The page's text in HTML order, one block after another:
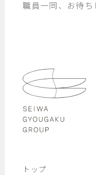
職員一同、お待
トップ